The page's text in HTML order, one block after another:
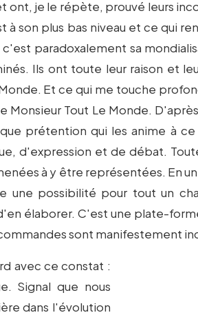
ont, je le répète, prouvé leurs
à son plus bas niveau et ce qui
paradoxalement sa
Ils ont toute leur raison et
Et ce qui me touche
Tout Le Monde.
prétention qui les anime à
d'expression et de débat.
à y être représentées. En
une possibilité pour tout un
élaborer. C'est une plate-
sont manifestement
avec ce constat :
Signal que nous
dans l'évolution